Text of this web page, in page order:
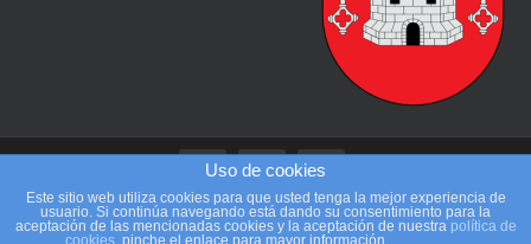
Beteta Bike Xtrem | Guillermo Ocaña Theme porColorlib Desarrollado
Uso de cookies
Este sitio web utiliza cookies para que usted tenga la mejor experiencia de
usuario. Si continúa navegando está dando su consentimiento para la
aceptación de las mencionadas cookies y la aceptación de nuestra política de
cookies, pinche el enlace para mayor información.